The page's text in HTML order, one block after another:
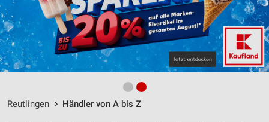
Reutlingen Händler von A bis Z